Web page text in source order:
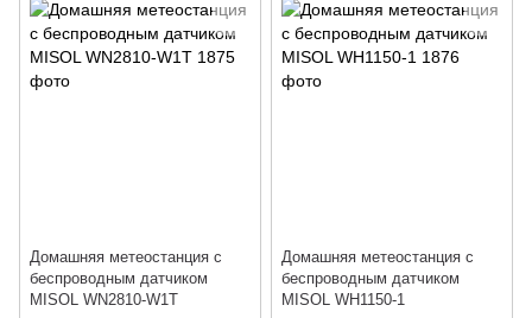
Домашняя метеостанция с
беспроводным датчиком
MISOL WN2810-W1T
Домашняя метеостанция с
беспроводным датчиком
MISOL WH1150-1